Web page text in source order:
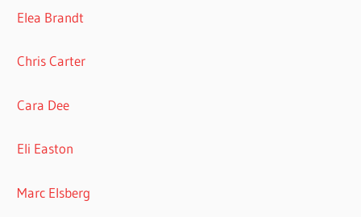
Elea Brandt
Chris Carter
Cara Dee
Eli Easton
Marc Elsberg